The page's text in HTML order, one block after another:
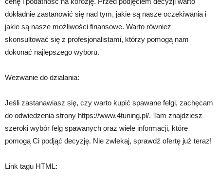
dokładnie zastanowić się nad tym, jakie są nasze oczekiwania i
jakie są nasze możliwości finansowe. Warto również
skonsultować się z profesjonalistami, którzy pomogą nam
dokonać najlepszego wyboru.
Wezwanie do działania:
Jeśli zastanawiasz się, czy warto kupić spawane felgi, zachęcam
do odwiedzenia strony https://www.4tuning.pl/. Tam znajdziesz
szeroki wybór felg spawanych oraz wiele informacji, które
pomogą Ci podjąć decyzję. Nie zwlekaj, sprawdź ofertę już teraz!
Link tagu HTML: